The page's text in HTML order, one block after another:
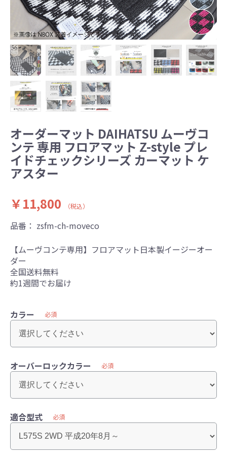
オーダーマット DAIHATSU ムーヴコ
ンテ 専用 フロアマット Z-style プレ
イドチェックシリーズ カーマット ケ
アスター
￥11,800
（税込）
品番： zsfm-ch-moveco
【ムーヴコンテ専用】フロアマット日本製イージーオー
ダー
全国送料無料
約1週間でお届け
カラー 必須
オーバーロックカラー 必須
適合型式 必須